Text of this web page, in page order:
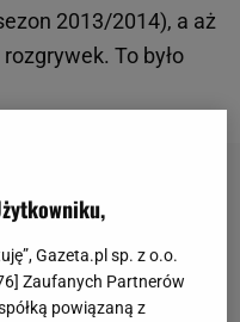
2013/2014), a aż
To było
Gazeta.pl sp. z o.o.
] Zaufanych Partnerów
powiązaną z